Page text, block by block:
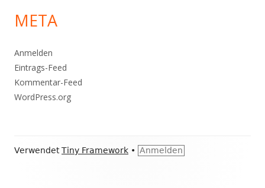
META
Anmelden
Eintrags-Feed
Kommentar-Feed
WordPress.org
Footer
VerwendetTiny Framework • Anmelden